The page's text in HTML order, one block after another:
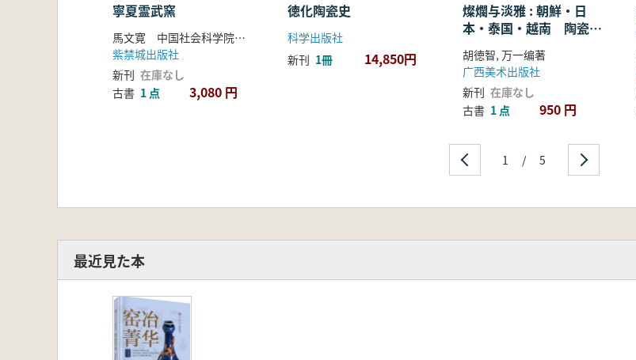
寧夏霊武窯
馬文寛 中国社会科学院考古研究所内蒙古工作隊編
紫禁城出版社
新刊 在庫なし
古書 1 点 3,080 円
徳化陶瓷史
科学出版社
新刊 1冊 14,850円
燦爛与淡雅 : 朝鮮・日
本・泰国・越南 陶瓷図
史
胡徳智, 万一编著
广西美术出版社
新刊 在庫なし
古書 1 点 950 円
1 / 5
最近見た本